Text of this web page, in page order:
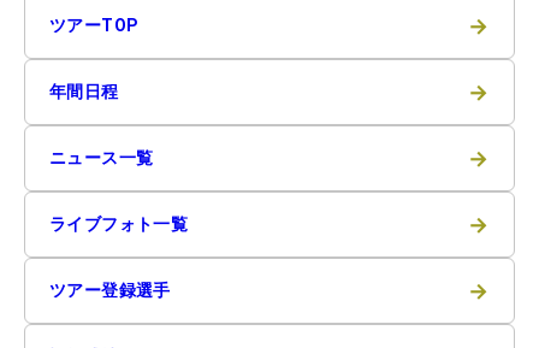
ツアーTOP →
年間日程 →
ニュース一覧 →
ライブフォト一覧 →
ツアー登録選手 →